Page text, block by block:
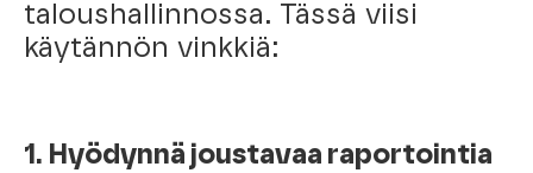
taloushallinnossa. Tässä viisi
käytännön vinkkiä:
1. Hyödynnä joustavaa raportointia